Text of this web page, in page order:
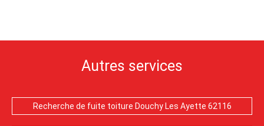
Autres services
Recherche de fuite toiture Douchy Les Ayette 62116